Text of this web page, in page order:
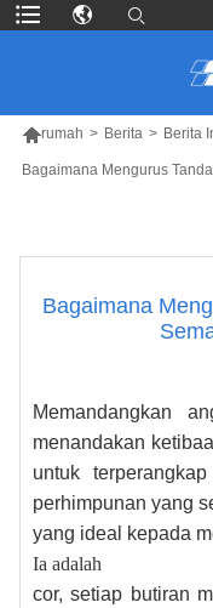
rumah > Berita > Berita
Bagaimana Mengurus
Bagaimana
Memandangkan
menandakan
untuk
perhimpunan yang
yang ideal kepada
Ia adalah
cor, setiap butiran